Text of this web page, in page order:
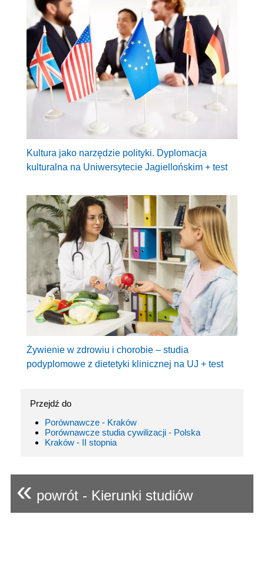
Kultura jako narzędzie polityki. Dyplomacja
kulturalna na Uniwersytecie Jagiellońskim + test
Żywienie w zdrowiu i chorobie – studia
podyplomowe z dietetyki klinicznej na UJ + test
Przejdź do
Porównawcze - Kraków
Porównawcze studia cywilizacji - Polska
Kraków - II stopnia
« powrót - Kierunki studiów